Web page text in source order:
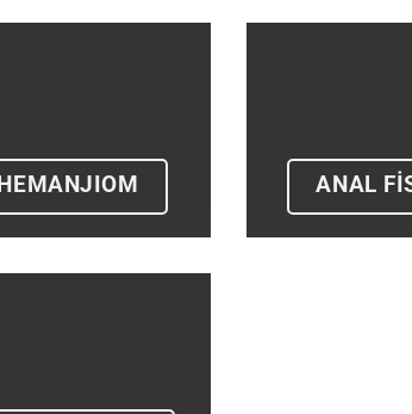
HEMANJIOM ANAL